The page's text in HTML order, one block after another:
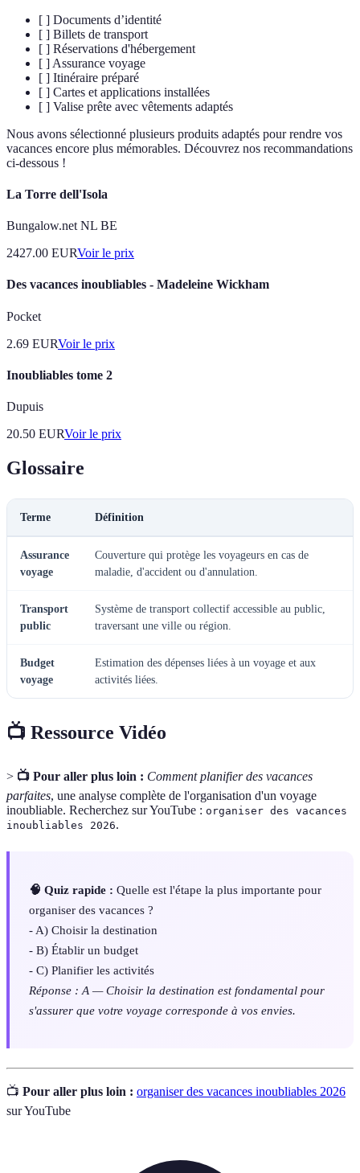
[ ] Documents d’identité
[ ] Billets de transport
[ ] Réservations d'hébergement
[ ] Assurance voyage
[ ] Itinéraire préparé
[ ] Cartes et applications installées
[ ] Valise prête avec vêtements adaptés
Nous avons sélectionné plusieurs produits adaptés pour rendre vos
vacances encore plus mémorables. Découvrez nos recommandations
ci-dessous !
La Torre dell'Isola
Bungalow.net NL BE
2427.00 EURVoir le prix
Des vacances inoubliables - Madeleine Wickham
Pocket
2.69 EURVoir le prix
Inoubliables tome 2
Dupuis
20.50 EURVoir le prix
Glossaire
Terme Définition
Assurance
voyage
Couverture qui protège les voyageurs en cas de
maladie, d'accident ou d'annulation.
Transport
public
Système de transport collectif accessible au public,
traversant une ville ou région.
Budget
voyage
Estimation des dépenses liées à un voyage et aux
activités liées.
📺 Ressource Vidéo
> 📺 Pour aller plus loin : Comment planifier des vacances
parfaites, une analyse complète de l'organisation d'un voyage
inoubliable. Recherchez sur YouTube : organiser des vacances
inoubliables 2026.
🧠 Quiz rapide : Quelle est l'étape la plus importante pour
organiser des vacances ?
- A) Choisir la destination
- B) Établir un budget
- C) Planifier les activités
Réponse : A — Choisir la destination est fondamental pour
s'assurer que votre voyage corresponde à vos envies.
📺 Pour aller plus loin : organiser des vacances inoubliables 2026
sur YouTube